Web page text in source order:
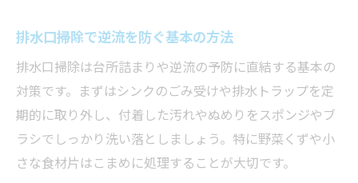
排水口掃除で逆流を防ぐ基本の方法
排水口掃除は台所詰まりや逆流の予防に直結する基本の
対策です。まずはシンクのごみ受けや排水トラップを定
期的に取り外し、付着した汚れやぬめりをスポンジやブ
ラシでしっかり洗い落としましょう。特に野菜くずや小
さな食材片はこまめに処理することが大切です。